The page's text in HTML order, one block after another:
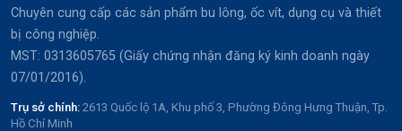
Chuyên cung cấp các sản phẩm bu lông, ốc vít, dụng cụ và thiết
bị công nghiệp.
MST: 0313605765 (Giấy chứng nhận đăng ký kinh doanh ngày
07/01/2016).
Trụ sở chính: 2613 Quốc lộ 1A, Khu phố 3, Phường Đông Hưng Thuận, Tp.
Hồ Chí Minh